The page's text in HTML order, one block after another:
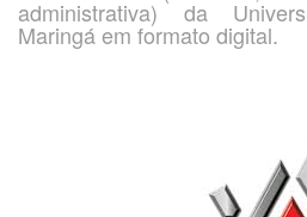
administrativa) da
Maringá em formato digital.